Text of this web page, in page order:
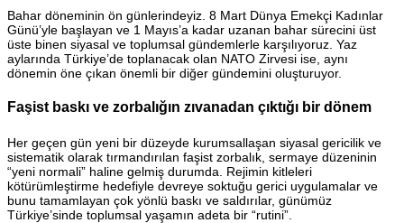
Bahar döneminin ön günlerindeyiz. 8 Mart Dünya Emekçi Kadınlar
Günü’yle başlayan ve 1 Mayıs’a kadar uzanan bahar sürecini üst
üste binen siyasal ve toplumsal gündemlerle karşılıyoruz. Yaz
aylarında Türkiye’de toplanacak olan NATO Zirvesi ise, aynı
dönemin öne çıkan önemli bir diğer gündemini oluşturuyor.
Faşist baskı ve zorbalığın zıvanadan çıktığı bir dönem
Her geçen gün yeni bir düzeyde kurumsallaşan siyasal gericilik ve
sistematik olarak tırmandırılan faşist zorbalık, sermaye düzeninin
“yeni normali” haline gelmiş durumda. Rejimin kitleleri
kötürümleştirme hedefiyle devreye soktuğu gerici uygulamalar ve
bunu tamamlayan çok yönlü baskı ve saldırılar, günümüz
Türkiye’sinde toplumsal yaşamın adeta bir “rutini”.